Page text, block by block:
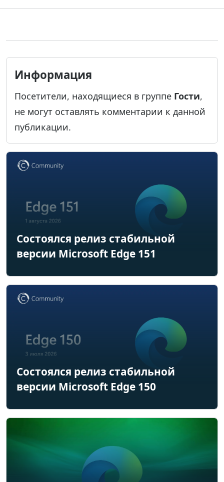
Информация
Посетители, находящиеся в группе Гости,
не могут оставлять комментарии к данной
публикации.
Состоялся релиз стабильной
версии Microsoft Edge 151
Состоялся релиз стабильной
версии Microsoft Edge 150